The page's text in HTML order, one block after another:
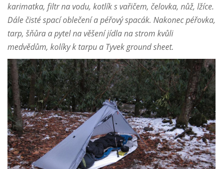
karimatka, filtr na vodu, kotlík s vařičem, čelovka, nůž, lžíce.
Dále čisté spací oblečení a péřový spacák. Nakonec péřovka,
tarp, šňůra a pytel na věšení jídla na strom kvůli
medvědům, kolíky k tarpu a Tyvek ground sheet.